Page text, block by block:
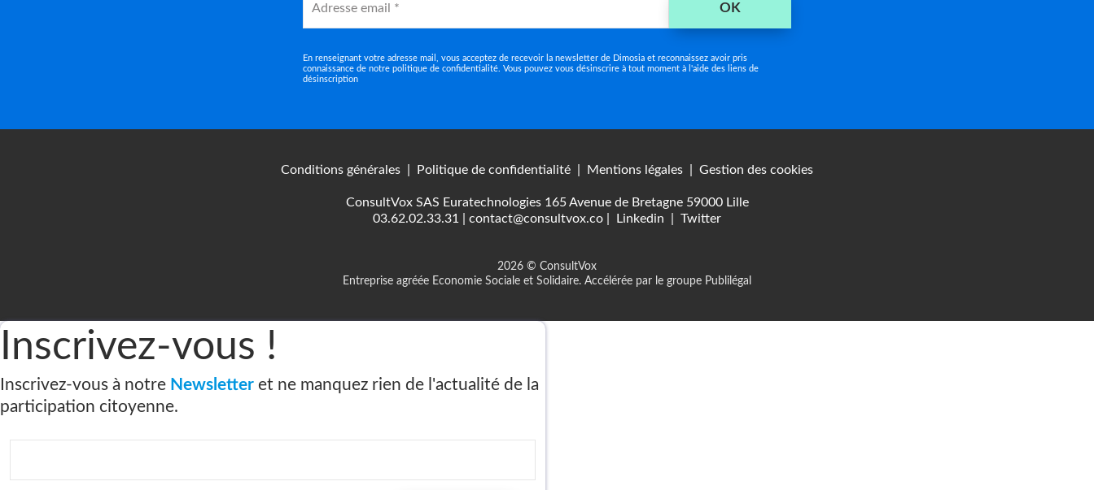
email
*
OK
En renseignant votre adresse mail, vous acceptez de recevoir la newsletter de Dimosia et reconnaissez avoir pris
connaissance de notre politique de confidentialité. Vous pouvez vous désinscrire à tout moment à l'aide des liens de
désinscription
Conditions générales Politique de confidentialité Mentions légales Gestion des cookies
ConsultVox SAS Euratechnologies 165 Avenue de Bretagne 59000 Lille
03.62.02.33.31
contact@consultvox.co Linkedin Twitter
2026 © ConsultVox
Entreprise agréée Economie Sociale et Solidaire. Accélérée par le groupe Publilégal
Inscrivez-vous !
Inscrivez-vous à notre Newsletter et ne manquez rien de l'actualité de la
participation citoyenne.